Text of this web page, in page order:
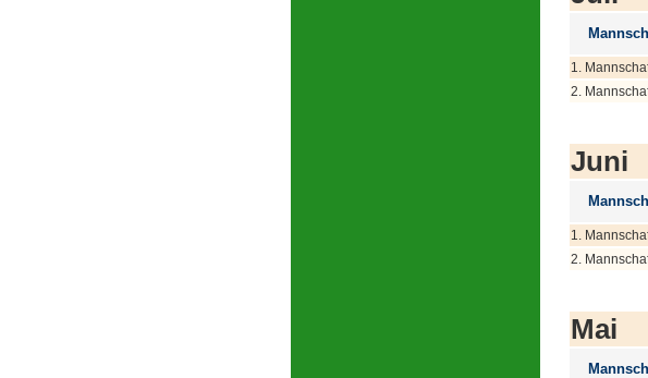
1.
2.
Juni
1.
2.
Mai